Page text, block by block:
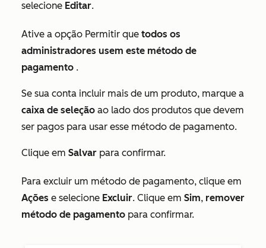
selecione Editar.
Ative a opção Permitir que todos os
administradores usem este método de
pagamento .
Se sua conta incluir mais de um produto, marque a
caixa de seleção ao lado dos produtos que devem
ser pagos para usar esse método de pagamento.
Clique em Salvar para confirmar.
Para excluir um método de pagamento, clique em
Ações e selecione Excluir. Clique em Sim, remover
método de pagamento para confirmar.